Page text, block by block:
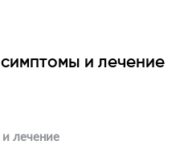
и лечение
лечение